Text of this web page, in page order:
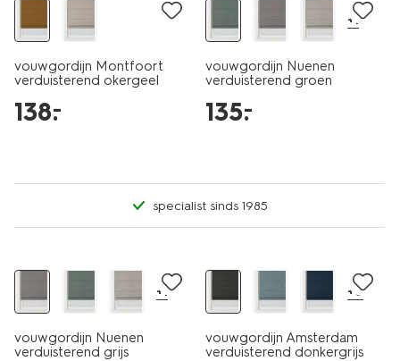
vouwgordijn Montfoort
verduisterend okergeel
138.
–
+1
vouwgordijn Nuenen
verduisterend groen
135.
–
specialist sinds 1985
+1
vouwgordijn Nuenen
verduisterend grijs
+8
vouwgordijn Amsterdam
verduisterend donkergrijs